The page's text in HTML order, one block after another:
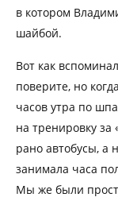
в котором
шайбой.
Вот как
поверите, но
часов утра по
на тренировку
рано автобусы, а
занимала часа
Мы же были